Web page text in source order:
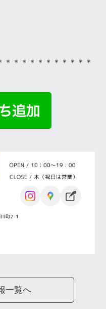
＊＊＊＊＊＊＊＊＊＊＊
一覧へ